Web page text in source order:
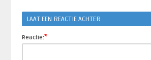
LAAT EEN REACTIE ACHTER
Reactie:*